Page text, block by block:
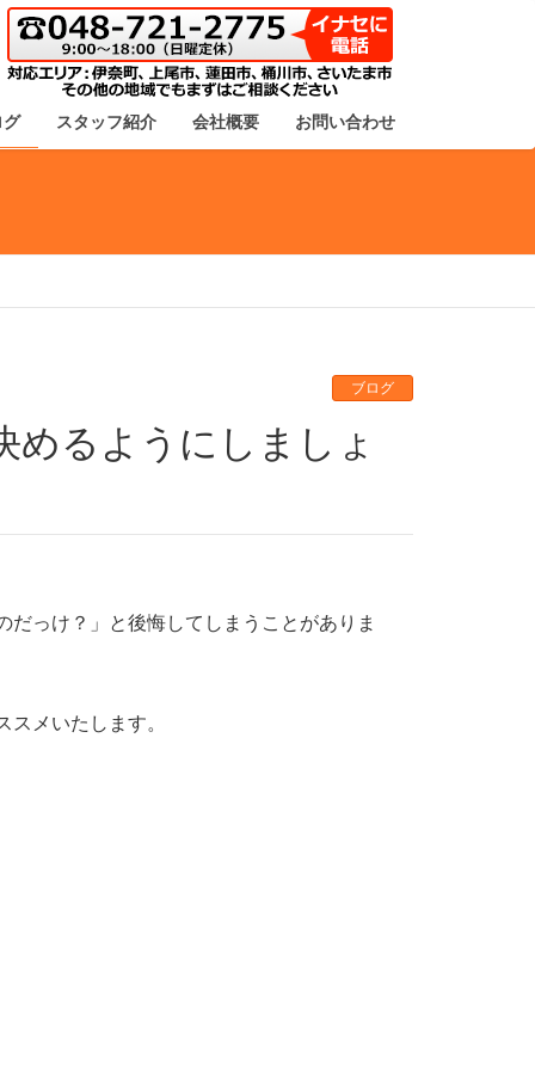
グ スタッフ紹介 会社概要 お問い合わせ
ブログ
っけ？」と後悔してしまうことがありま
スメいたします。